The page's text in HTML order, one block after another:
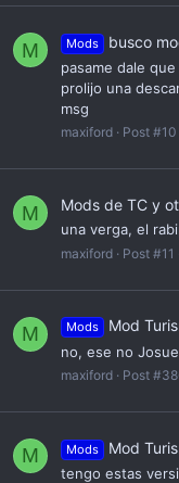
M Mods busco
pasame dale
prolijo una
msg
maxiford Post #10
M Mods de TC y
una verga, el
maxiford Post #11
M Mods Mod
no, ese no
maxiford Post
M Mods Mod
tengo estas